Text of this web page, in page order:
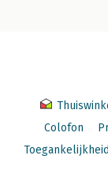
Colofon